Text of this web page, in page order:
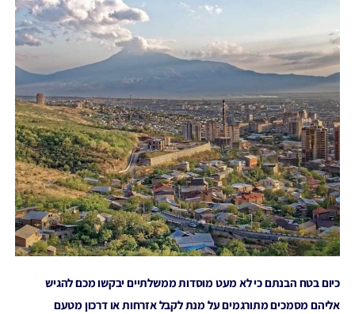
כיום בטח הבנתם כי לא מעט מוסדות ממשלתיים יבקשו מכם להגיש
אליהם מסמכים מתורגמים על מנת לקבל אזרחות או דרכון מטעם